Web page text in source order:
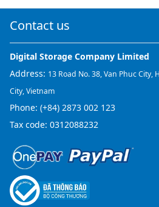
Contact us
Digital Storage Company Limited
Address: 13 Road No. 38, Van Phuc
City, Vietnam
Phone: (+84) 2873 002 123
Tax code: 0312088232